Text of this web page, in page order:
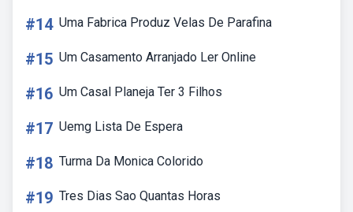
#14 Uma Fabrica Produz Velas De Parafina
#15 Um Casamento Arranjado Ler Online
#16 Um Casal Planeja Ter 3 Filhos
#17 Uemg Lista De Espera
#18 Turma Da Monica Colorido
#19 Tres Dias Sao Quantas Horas